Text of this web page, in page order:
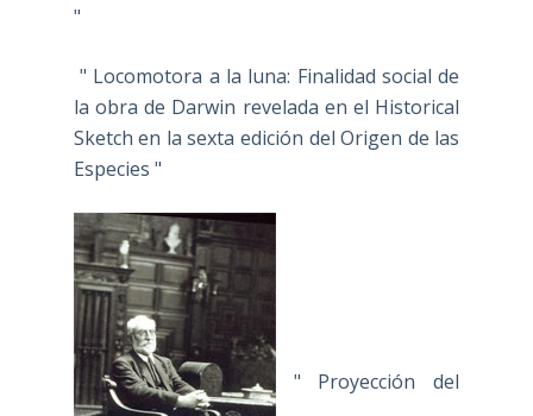
"
" Locomotora a la luna: Finalidad social de
la obra de Darwin revelada en el Historical
Sketch en la sexta edición del Origen de las
Especies "
" Proyección del